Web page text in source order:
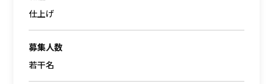
仕上げ
募集人数
若干名